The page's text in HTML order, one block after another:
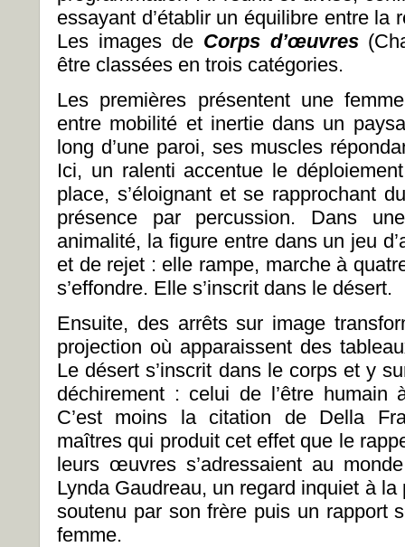
essayant d’établir un équilibre entre la
Les images de Corps d’œuvres
être classées en trois catégories.
Les premières présentent une
entre mobilité et inertie dans un
long d’une paroi, ses muscles
Ici, un ralenti accentue le
place, s’éloignant et se rapprochant
présence par percussion. Dans
animalité, la figure entre dans un jeu
et de rejet : elle rampe, marche à
s’effondre. Elle s’inscrit dans le désert.
Ensuite, des arrêts sur image
projection où apparaissent des
Le désert s’inscrit dans le corps et y
déchirement : celui de l’être
C’est moins la citation de Della
maîtres qui produit cet effet que le
leurs œuvres s’adressaient au
Lynda Gaudreau, un regard inquiet à
soutenu par son frère puis un rapport
femme.